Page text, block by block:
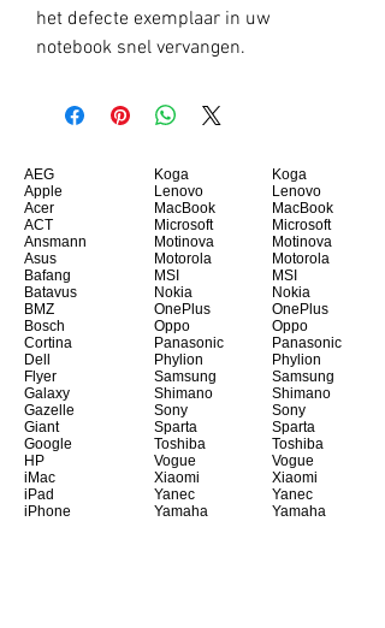
het defecte exemplaar in uw
notebook snel vervangen.
AEG
Apple
Acer
ACT
Ansmann
Asus
Bafang
Batavus
BMZ
Bosch
Cortina
Dell
Flyer
Galaxy
Gazelle
Giant
Google
HP
iMac
iPad
iPhone
Koga
Lenovo
MacBook
Microsoft
Motinova
Motorola
MSI
Nokia
OnePlus
Oppo
Panasonic
Phylion
Samsung
Shimano
Sony
Sparta
Toshiba
Vogue
Xiaomi
Yanec
Yamaha
Koga
Lenovo
MacBook
Microsoft
Motinova
Motorola
MSI
Nokia
OnePlus
Oppo
Panasonic
Phylion
Samsung
Shimano
Sony
Sparta
Toshiba
Vogue
Xiaomi
Yanec
Yamaha